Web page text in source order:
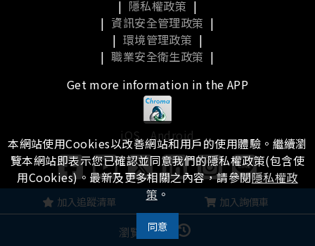
加入追蹤清單 加入詢價車
| 隱私權政策 |
| 資訊安全管理政策 |
| 環境管理政策 |
| 職業安全衛生政策 |
Get more information in the APP
iOS Android
瀏覽本站有任何問題， 歡迎留下您的建議
本網站使用Cookies以改善網站和用戶的使用體驗。繼續瀏
覽本網站即表示您已確認並同意我們的隱私權政策(包含使
用Cookies)。最新及更多相關之內容，請參閱隱私權政
策。
同意
瀏覽記錄